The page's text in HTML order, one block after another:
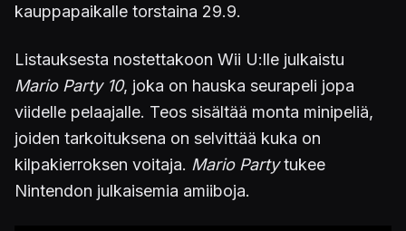
kauppapaikalle torstaina 29.9.
Listauksesta nostettakoon Wii U:lle julkaistu
Mario Party 10, joka on hauska seurapeli jopa
viidelle pelaajalle. Teos sisältää monta minipeliä,
joiden tarkoituksena on selvittää kuka on
kilpakierroksen voitaja. Mario Partytukee
Nintendon julkaisemia amiiboja.